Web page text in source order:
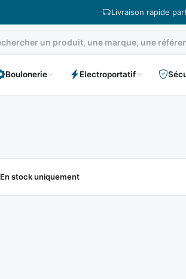
Livraison rapide
Boulonerie Electroportatif
En stock uniquement